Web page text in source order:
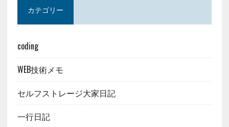
カテゴリー
coding
WEB技術メモ
セルフストレージ大家日記
一行日記